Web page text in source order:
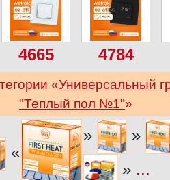
4665 4784
«Универсальный
"Теплый пол №1"»
«
»
»
» ...